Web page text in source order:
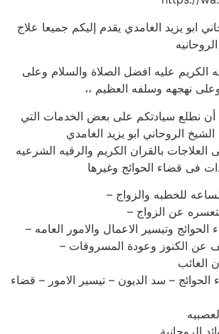
ابو يزيد الغامدي يقدم إليكم جميعا علاج
الكريم عليه افضل الصلاة والسلام وعلى
نهجهه وسلفه العظيم ،،
أن نطلع سيادتكم على بعض الخدمات التي
الروحاني ابو يزيد الغامدي
العلاجات بالقران الكريم والرقيه الشرعيه
فى قضاء الحوائج وغيرها
للخطبه والزواج –
عن الزواج –
وتيسير الاعمال والامور العامه –
عن الكنوز وعودة المسروقات –
الغائب
– سد الديون – تيسير الامور – قضاء
الروحانية